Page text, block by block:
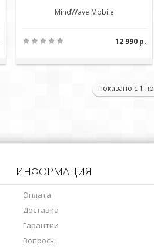
MindWave Mobile
12 990 р.
Показано с 1
ИНФОРМАЦИЯ
Оплата
Доставка
Гарантии
Вопросы